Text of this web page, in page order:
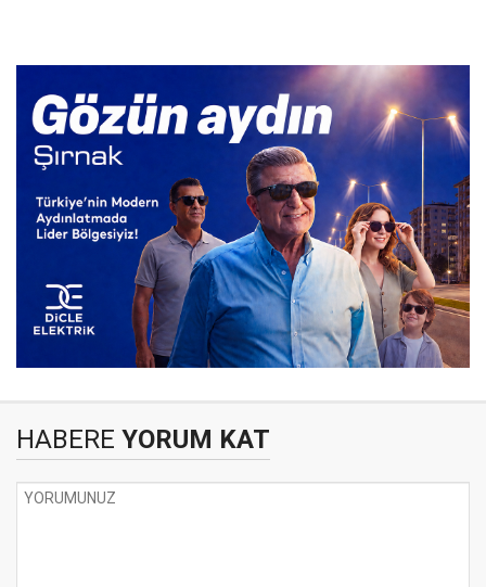
HABERE YORUM KAT